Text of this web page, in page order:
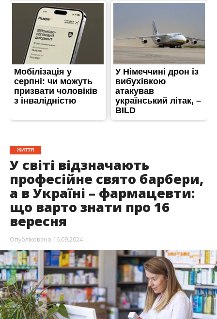
ЖИТТЯ
У світі відзначають
професійне свято барбери,
а в Україні – фармацевти:
що варто знати про 16
вересня
Опубліковано 16.09.2024